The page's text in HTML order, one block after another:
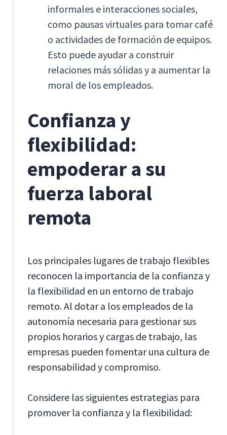
informales e interacciones sociales,
como pausas virtuales para tomar café
o actividades de formación de equipos.
Esto puede ayudar a construir
relaciones más sólidas y a aumentar la
moral de los empleados.
Confianza y
flexibilidad:
empoderar a su
fuerza laboral
remota
Los principales lugares de trabajo flexibles
reconocen la importancia de la confianza y
la flexibilidad en un entorno de trabajo
remoto. Al dotar a los empleados de la
autonomía necesaria para gestionar sus
propios horarios y cargas de trabajo, las
empresas pueden fomentar una cultura de
responsabilidad y compromiso.
Considere las siguientes estrategias para
promover la confianza y la flexibilidad: